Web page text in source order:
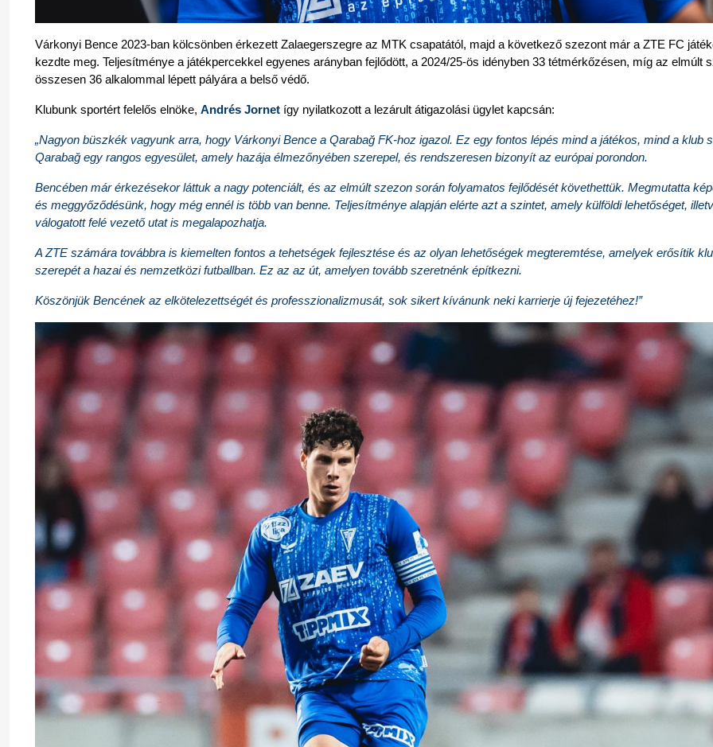
Várkonyi Bence 2023-ban kölcsönben érkezett Zalaegerszegre az MTK csapatától, majd a következő szezont már a ZTE FC
kezdte meg. Teljesítménye a játékpercekkel egyenes arányban fejlődött, a 2024/25-ös idényben 33 tétmérkőzésen, míg az elmúlt
összesen 36 alkalommal lépett pályára a belső védő.
Klubunk sportért felelős elnöke, Andrés Jornet így nyilatkozott a lezárult átigazolási ügylet kapcsán:
„Nagyon büszkék vagyunk arra, hogy Várkonyi Bence a Qarabağ FK-hoz igazol. Ez egy fontos lépés mind a játékos, mind a klub
Qarabağ egy rangos egyesület, amely hazája élmezőnyében szerepel, és rendszeresen bizonyít az európai porondon.
Bencében már érkezésekor láttuk a nagy potenciált, és az elmúlt szezon során folyamatos fejlődését követhettük. Megmutatta
és meggyőződésünk, hogy még ennél is több van benne. Teljesítménye alapján elérte azt a szintet, amely külföldi lehetőséget,
válogatott felé vezető utat is megalapozhatja.
A ZTE számára továbbra is kiemelten fontos a tehetségek fejlesztése és az olyan lehetőségek megteremtése, amelyek erősítik
szerepét a hazai és nemzetközi futballban. Ez az az út, amelyen tovább szeretnénk építkezni.
Köszönjük Bencének az elkötelezettségét és professzionalizmusát, sok sikert kívánunk neki karrierje új fejezetéhez!”